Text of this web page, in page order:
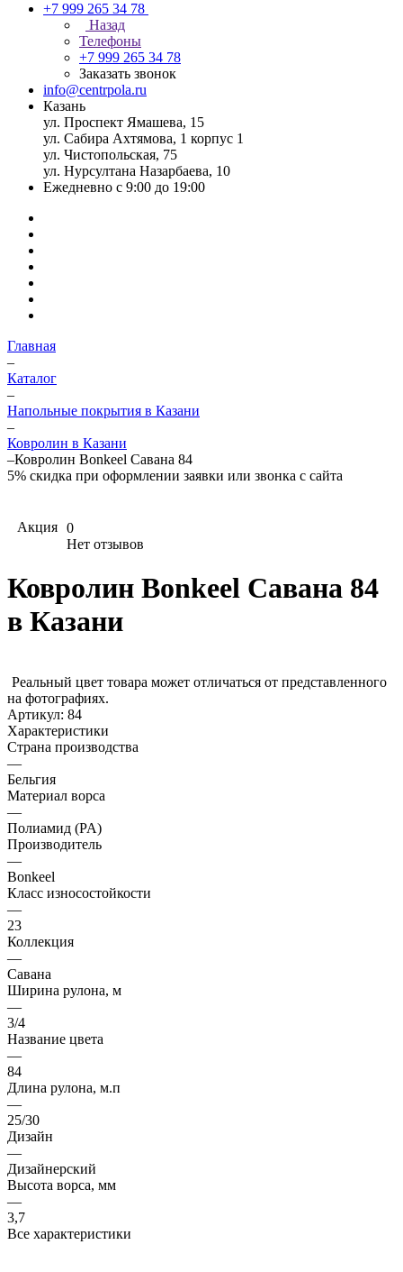
+7 999 265 34 78
Назад
Телефоны
+7 999 265 34 78
Заказать звонок
info@centrpola.ru
Казань
ул. Проспект Ямашева, 15
ул. Сабира Ахтямова, 1 корпус 1
ул. Чистопольская, 75
ул. Нурсултана Назарбаева, 10
Ежедневно с 9:00 до 19:00
Главная
–
Каталог
–
Напольные покрытия в Казани
–
Ковролин в Казани
–Ковролин Bonkeel Савана 84
5% скидка при оформлении заявки или звонка с сайта
Акция 0
Нет отзывов
Ковролин Bonkeel Савана 84
в Казани
Реальный цвет товара может отличаться от представленного
на фотографиях.
Артикул: 84
Характеристики
Страна производства
—
Бельгия
Материал ворса
—
Полиамид (PA)
Производитель
—
Bonkeel
Класс износостойкости
—
23
Коллекция
—
Савана
Ширина рулона, м
—
3/4
Название цвета
—
84
Длина рулона, м.п
—
25/30
Дизайн
—
Дизайнерский
Высота ворса, мм
—
3,7
Все характеристики